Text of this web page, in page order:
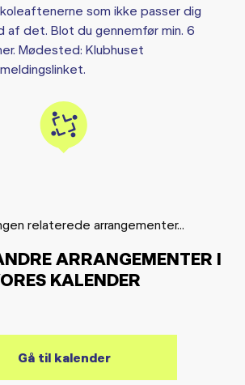
som ikke passer dig
af det. Blot du gennemfør min. 6
Mødested: Klubhuset
relaterede arrangementer...
ARRANGEMENTER I
KALENDER
Gå til kalender